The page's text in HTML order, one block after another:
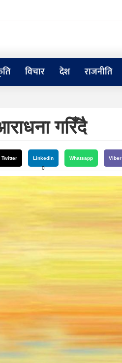
विचार देश राजनीति
गरिँदै
Twitter
Linkedin
0
Whatsapp Viber